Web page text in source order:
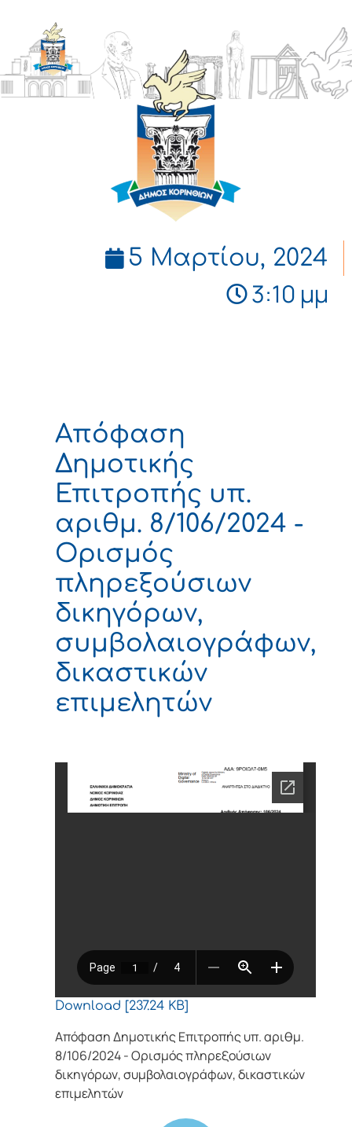
ΔΗΜΟΣ
ΚΟΡΙΝΘΙΩΝ
5 Μαρτίου, 2024
3:10 μμ
Απόφαση
Δημοτικής
Επιτροπής υπ.
αριθμ. 8/106/2024 -
Ορισμός
πληρεξούσιων
δικηγόρων,
συμβολαιογράφων,
δικαστικών
επιμελητών
Download [237.24 KB]
Απόφαση Δημοτικής Επιτροπής υπ. αριθμ.
8/106/2024 - Ορισμός πληρεξούσιων
δικηγόρων, συμβολαιογράφων, δικαστικών
επιμελητών